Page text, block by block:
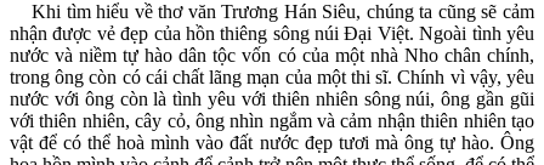
Khi tìm hiểu về thơ văn Trương Hán Siêu, chúng ta cũng sẽ cảm
nhận được vẻ đẹp của hồn thiêng sông núi Đại Việt. Ngoài tình yêu
nước và niềm tự hào dân tộc vốn có của một nhà Nho chân chính,
trong ông còn có cái chất lãng mạn của một thi sĩ. Chính vì vậy, yêu
nước với ông còn là tình yêu với thiên nhiên sông núi, ông gần gũi
với thiên nhiên, cây cỏ, ông nhìn ngắm và cảm nhận thiên nhiên tạo
vật để có thể hoà mình vào đất nước đẹp tươi mà ông tự hào. Ông